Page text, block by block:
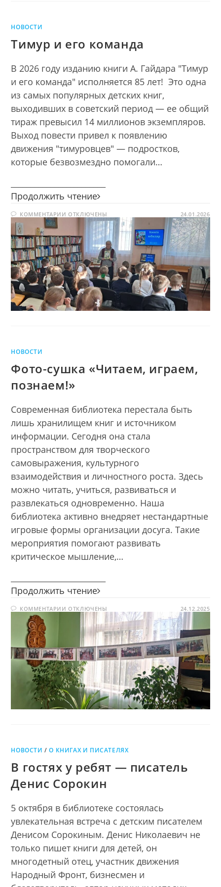
НОВОСТИ
Тимур и его команда
В 2026 году изданию книги А. Гайдара "Тимур
и его команда" исполняется 85 лет! Это одна
из самых популярных детских книг,
выходивших в советский период — ее общий
тираж превысил 14 миллионов экземпляров.
Выход повести привел к появлению
движения "тимуровцев" — подростков,
которые безвозмездно помогали…
Продолжить чтение Тимур
его
команда
КОММЕНТАРИИ К
ЗАПИСИ
ТИМУР
И
ЕГО
КОМАНДА
ОТКЛЮЧЕНЫ 24.01.2026
НОВОСТИ
Фото-сушка «Читаем, играем,
познаем!»
Современная библиотека перестала быть
лишь хранилищем книг и источником
информации. Сегодня она стала
пространством для творческого
самовыражения, культурного
взаимодействия и личностного роста. Здесь
можно читать, учиться, развиваться и
развлекаться одновременно. Наша
библиотека активно внедряет нестандартные
игровые формы организации досуга. Такие
мероприятия помогают развивать
критическое мышление,…
Продолжить чтение Фото-
«Читаем,
играем,
познаем!»
КОММЕНТАРИИ К
ЗАПИСИ
ФОТО-
СУШКА
«ЧИТАЕМ,
ИГРАЕМ,
ПОЗНАЕМ!»
ОТКЛЮЧЕНЫ 24.12.2025
НОВОСТИ /О КНИГАХ И ПИСАТЕЛЯХ
В гостях у ребят — писатель
Денис Сорокин
5 октября в библиотеке состоялась
увлекательная встреча с детским писателем
Денисом Сорокиным. Денис Николаевич не
только пишет книги для детей, он
многодетный отец, участник движения
Народный Фронт, бизнесмен и